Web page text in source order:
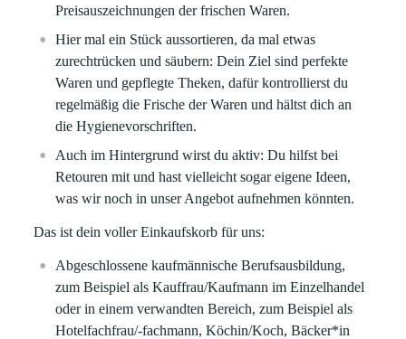
Preisauszeichnungen der frischen Waren.
Hier mal ein Stück aussortieren, da mal etwas
zurechtrücken und säubern: Dein Ziel sind perfekte
Waren und gepflegte Theken, dafür kontrollierst du
regelmäßig die Frische der Waren und hältst dich an
die Hygienevorschriften.
Auch im Hintergrund wirst du aktiv: Du hilfst bei
Retouren mit und hast vielleicht sogar eigene Ideen,
was wir noch in unser Angebot aufnehmen könnten.
Das ist dein voller Einkaufskorb für uns:
Abgeschlossene kaufmännische Berufsausbildung,
zum Beispiel als Kauffrau/Kaufmann im Einzelhandel
oder in einem verwandten Bereich, zum Beispiel als
Hotelfachfrau/-fachmann, Köchin/Koch, Bäcker*in